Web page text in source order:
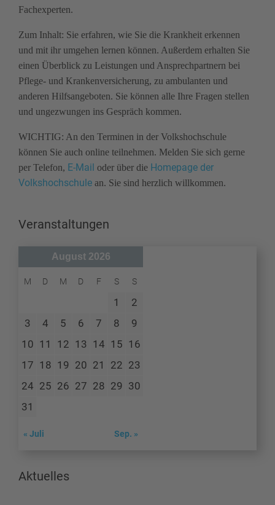
Fachexperten.
Zum Inhalt: Sie erfahren, wie Sie die Krankheit erkennen
und mit ihr umgehen lernen können. Außerdem erhalten Sie
einen Überblick zu Leistungen und Ansprechpartnern bei
Pflege- und Krankenversicherung, zu ambulanten und
anderen Hilfsangeboten. Sie können alle Ihre Fragen stellen
und ungezwungen ins Gespräch kommen.
WICHTIG: An den Terminen in der Volkshochschule
können Sie auch online teilnehmen. Melden Sie sich gerne
per Telefon, E-Mail oder über die Homepage der
Volkshochschule an. Sie sind herzlich willkommen.
Veranstaltungen
August 2026
M D M D F S S
1
2
3
4 5 6 7 8
9
10 11 12 13 14 15 16
17 18 19 20 21 22 23
24 25 26 27 28 29 30
31
« Juli Sep. »
Aktuelles